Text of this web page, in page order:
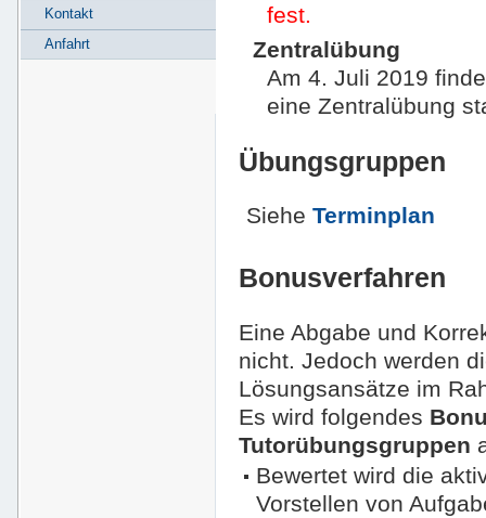
fest.
Zentralübung
Am 4. Juli 2019
eine Zentralübung
Übungsgruppen
Siehe Terminplan
Bonusverfahren
Eine Abgabe und
nicht. Jedoch werden
Lösungsansätze im
Es wird folgendes
Tutorübungsgruppen
Bewertet wird die
Vorstellen von
Kontakt
Anfahrt